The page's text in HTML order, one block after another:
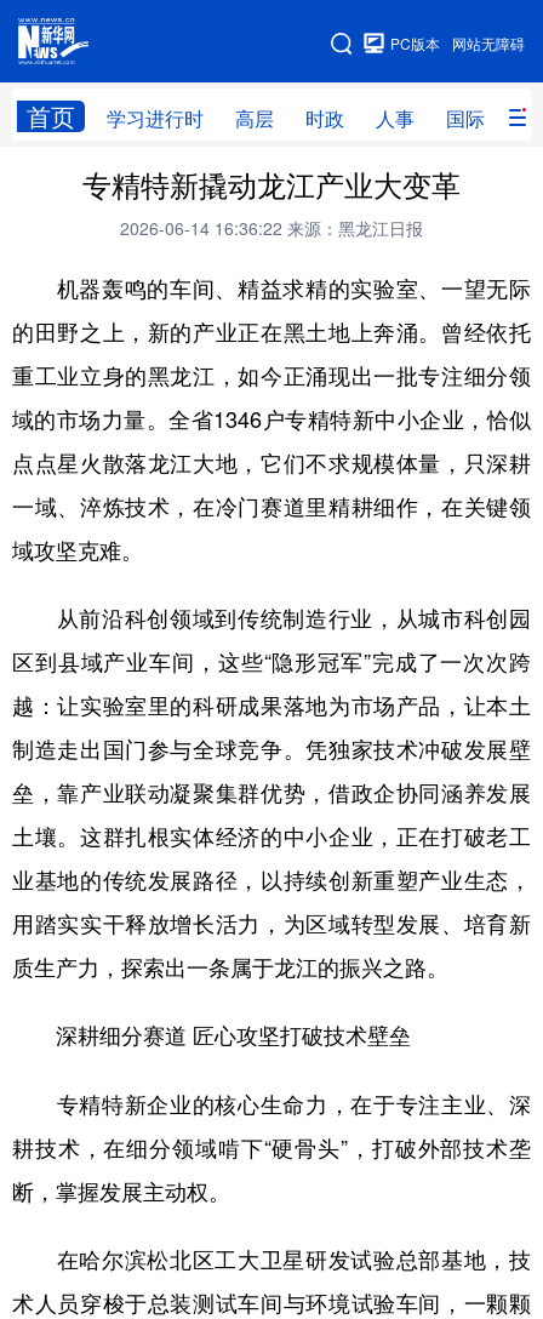
网站无障碍
PC版本
首页 学习进行时 高层 时政 人事 国际 财
网站地图
学习进行时 高层 时政 人事
财经 网评
台湾 思客智库 全球连线 教育
科技 科普 体育 文化
健康 军事 访谈 视频
图片 中央文件 金融 汽车
溯源中国
亚太网 上市公司 投教基地
地方频道
北京 天津 河北 山西
辽宁 吉林 上海 江苏
浙江 安徽 福建 江西
广东 广西 海南
四川 贵州 西藏
陕西 甘肃 青海 宁夏
新疆 内蒙古
多语种频道
专精特新撬动龙江产业大变革
2026-06-14 16:36:22 来源：黑龙江日报
机器轰鸣的车间、精益求精的实验室、一望无际
的田野之上，新的产业正在黑土地上奔涌。曾经依托
重工业立身的黑龙江，如今正涌现出一批专注细分领
域的市场力量。全省1346户专精特新中小企业，恰似
点点星火散落龙江大地，它们不求规模体量，只深耕
一域、淬炼技术，在冷门赛道里精耕细作，在关键领
域攻坚克难。
从前沿科创领域到传统制造行业，从城市科创园
区到县域产业车间，这些“隐形冠军”完成了一次次跨
越：让实验室里的科研成果落地为市场产品，让本土
制造走出国门参与全球竞争。凭独家技术冲破发展壁
垒，靠产业联动凝聚集群优势，借政企协同涵养发展
土壤。这群扎根实体经济的中小企业，正在打破老工
业基地的传统发展路径，以持续创新重塑产业生态，
用踏实实干释放增长活力，为区域转型发展、培育新
质生产力，探索出一条属于龙江的振兴之路。
深耕细分赛道 匠心攻坚打破技术壁垒
专精特新企业的核心生命力，在于专注主业、深
耕技术，在细分领域啃下“硬骨头”，打破外部技术垄
断，掌握发展主动权。
在哈尔滨松北区工大卫星研发试验总部基地，技
术人员穿梭于总装测试车间与环境试验车间，一颗颗